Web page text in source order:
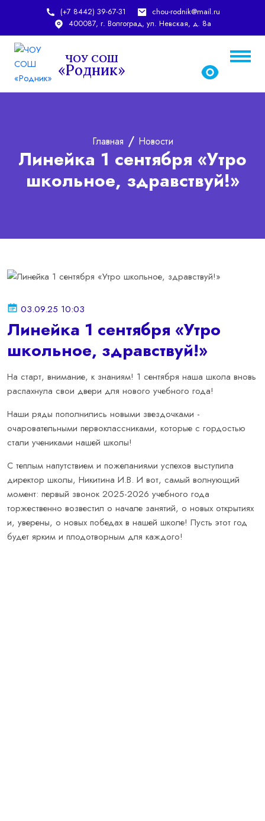
(+7 8442) 39-67-31 chou-rodnik@mail.ru
400087, г. Волгоград, ул. Невская, д. 8а
ЧОУ СОШ
«Родник»
Главная Новости
Линейка 1 сентября «Утро
школьное, здравствуй!»
03.09.25 10:03
Линейка 1 сентября «Утро
школьное, здравствуй!»
На старт, внимание, к знаниям! 1 сентября наша школа вновь
распахнула свои двери для нового учебного года!
Наши ряды пополнились новыми звездочками -
очаровательными первоклассниками, которые с гордостью
стали учениками нашей школы!
С теплым напутствием и пожеланиями успехов выступила
директор школы, Никитина И.В. И вот, самый волнующий
момент: первый звонок 2025-2026 учебного года
торжественно возвестил о начале занятий, о новых открытиях
и, уверены, о новых победах в нашей школе! Пусть этот год
будет ярким и плодотворным для каждого!